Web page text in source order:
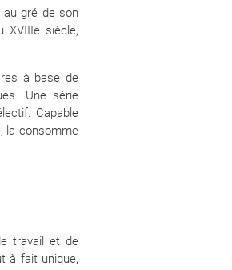
au gré de son
XVIIIe siècle,
à base de
Une série
Capable
la consomme
travail et de
à fait unique,